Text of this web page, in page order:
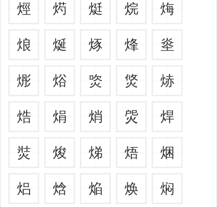
烴 烵 烶 烷 烸
烺 烻 烼 烽 烾
烿 焀 焁 焂 焃
焅 焆 焇 焈 焊
焋 焌 焍 焐 焑
焒 焓 焔 焕 焖